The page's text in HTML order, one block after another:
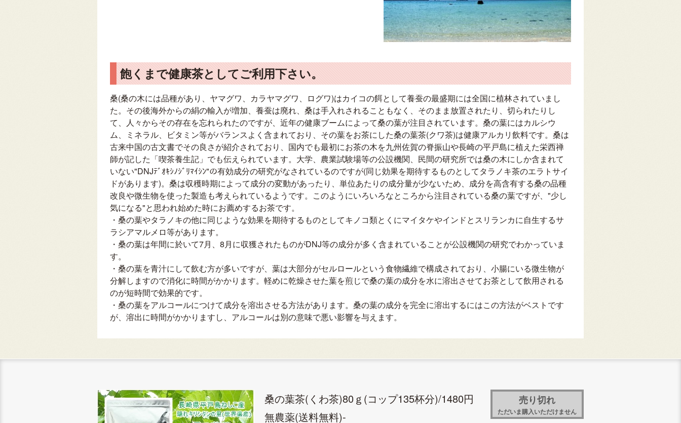
飽くまで健康茶としてご利用下さい。
桑(桑の木には品種があり、ヤマグワ、カラヤマグワ、ログワ)はカイコの餌として養蚕の最盛期には全国に植林されていまし
た。その後海外からの絹の輸入が増加、養蚕は廃れ、桑は手入れされることもなく、そのまま放置されたり、切られたりし
て、人々からその存在を忘れられたのですが、近年の健康ブームによって桑の葉が注目されています。桑の葉にはカルシウ
ム、ミネラル、ビタミン等がバランスよく含まれており、その葉をお茶にした桑の葉茶(クワ茶)は健康アルカリ飲料です。桑は
古来中国の古文書でその良さが紹介されており、国内でも最初にお茶の木を九州佐賀の脊振山や長崎の平戸島に植えた栄西禅
師が記した「喫茶養生記」でも伝えられています。大学、農業試験場等の公設機関、民間の研究所では桑の木にしか含まれて
いない"DNJﾃﾞｵｷｼﾉｼﾞﾘﾏｲｼﾝ"の有効成分の研究がなされているのですが(同じ効果を期待するものとしてタラノキ茶のエラトサイ
ドがあります)。桑は収穫時期によって成分の変動があったり、単位あたりの成分量が少ないため、成分を高含有する桑の品種
改良や微生物を使った製造も考えられているようです。このようにいろいろなところから注目されている桑の葉ですが、"少し
気になる"と思われ始めた時にお薦めするお茶です。
・桑の葉やタラノキの他に同じような効果を期待するものとしてキノコ類とくにマイタケやインドとスリランカに自生するサ
ラシアマルメロ等があります。
・桑の葉は年間に於いて7月、8月に収獲されたものがDNJ等の成分が多く含まれていることが公設機関の研究でわかっていま
す。
・桑の葉を青汁にして飲む方が多いですが、葉は大部分がセルロールという食物繊維で構成されており、小腸にいる微生物が
分解しますので消化に時間がかかります。軽めに乾燥させた葉を煎じで桑の葉の成分を水に溶出させてお茶として飲用される
のが短時間で効果的です。
・桑の葉をアルコールにつけて成分を溶出させる方法があります。桑の葉の成分を完全に溶出するにはこの方法がベストです
が、溶出に時間がかかりますし、アルコールは別の意味で悪い影響を与えます。
桑の葉茶(くわ茶)80ｇ(コップ135杯分)/1480円
無農薬(送料無料)-
売り切れ
ただいま購入いただけません